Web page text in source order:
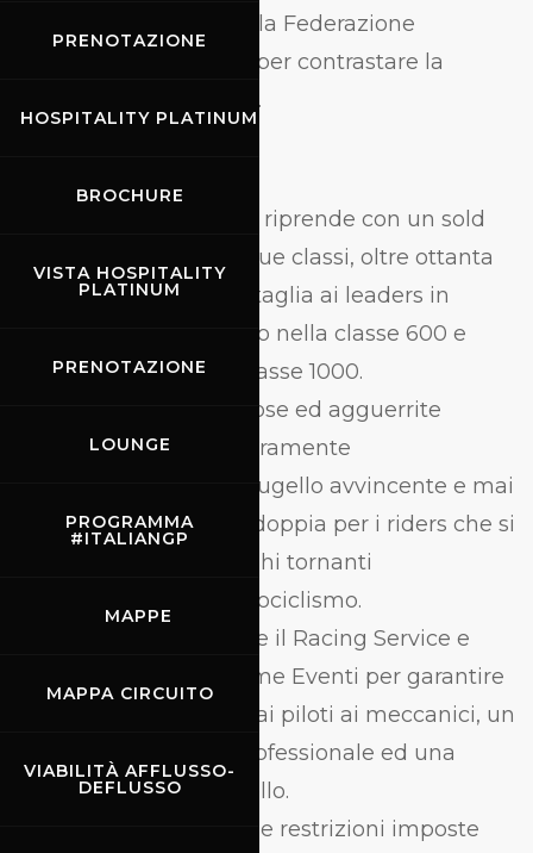
PRENOTAZIONE
HOSPITALITY PLATINUM
BROCHURE
VISTA HOSPITALITY
PLATINUM
PRENOTAZIONE
LOUNGE
PROGRAMMA
#ITALIANGP
MAPPE
MAPPA CIRCUITO
VIABILITÀ AFFLUSSO-
DEFLUSSO
line guida imposte dalla Federazione
Motociclistica Italiana per contrastare la
diffusione del Covid-19.
La stagione agonistica riprende con un sold
out di iscrizioni nelle due classi, oltre ottanta
piloti che daranno battaglia ai leaders in
classifica, Jacopo Facco nella classe 600 e
Luca Salvadori nella classe 1000.
La presenza di numerose ed agguerrite
wildcards renderà sicuramente
l’appuntamento del Mugello avvincente e mai
scontato; ancora gara doppia per i riders che si
cimenteranno sui lunghi tornanti
dell’università del motociclismo.
Presente come sempre il Racing Service e
l’Hospitality Idealgomme Eventi per garantire
a tutti i partecipanti, dai piloti ai meccanici, un
servizio completo e professionale ed una
cucina di altissimo livello.
Purtroppo a causa delle restrizioni imposte